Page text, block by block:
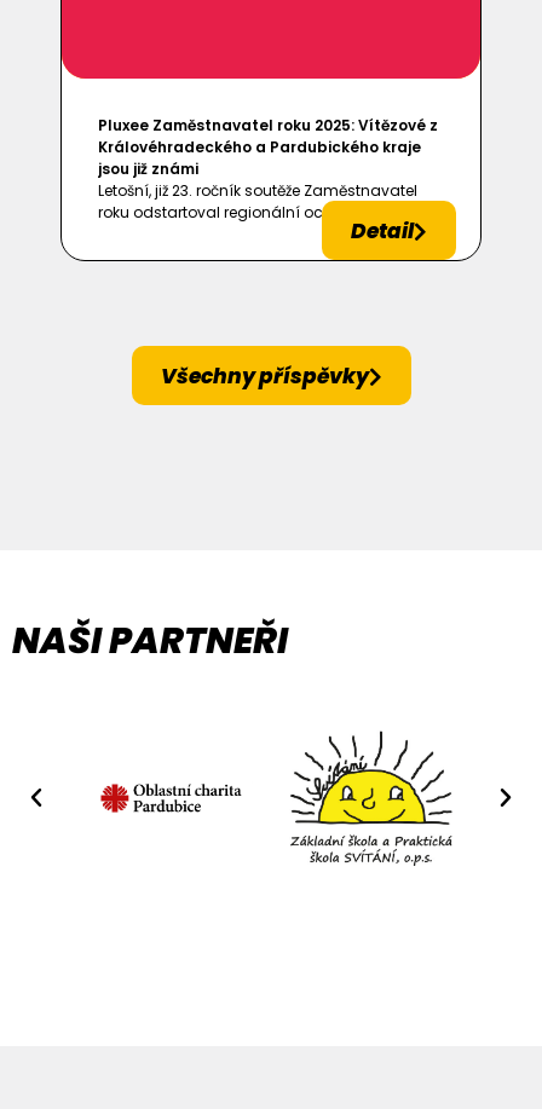
Pluxee Zaměstnavatel roku 2025: Vítězové z
Královéhradeckého a Pardubického kraje
jsou již známi
Letošní, již 23. ročník soutěže Zaměstnavatel
roku odstartoval regionální ocenění...
Detail
Všechny příspěvky
NAŠI PARTNEŘI